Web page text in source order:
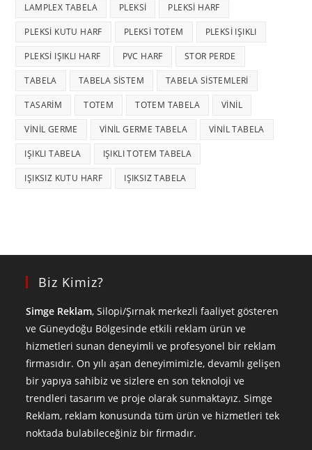
LAMPLEX TABELA PLEKSI PLEKSI HARF
PLEKSI KUTU HARF PLEKSI TOTEM PLEKSI IŞIKLI
PLEKSI IŞIKLI HARF PVC HARF STOR PERDE
TABELA TABELA SISTEM TABELA SISTEMLERI
TASARIM TOTEM TOTEM TABELA VINIL
VINIL GERME VINIL GERME TABELA VINIL TABELA
IŞIKLI TABELA IŞIKLI TOTEM TABELA
IŞIKSIZ KUTU HARF IŞIKSIZ TABELA
Biz Kimiz?
Simge Reklam, Silopi/Şırnak merkezli faaliyet gösteren
ve Güneydoğu Bölgesinde etkili reklam ürün ve
hizmetleri sunan deneyimli ve profesyonel bir reklam
firmasıdır. On yılı aşan deneyimimizle, devamlı gelişen
bir yapıya sahibiz ve sizlere en son teknoloji ve
trendleri tasarım ve proje olarak sunmaktayız. Simge
Reklam, reklam konusunda tüm ürün ve hizmetleri tek
noktada bulabileceğiniz bir firmadır.